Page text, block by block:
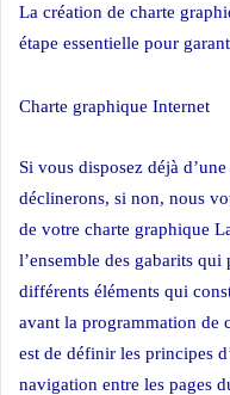
La création de charte
étape essentielle pour
Charte graphique Internet
Si vous disposez déjà
déclinerons, si non, nous
de votre charte graphique
l’ensemble des gabarits
différents éléments qui
avant la programmation de
est de définir les principes
navigation entre les pages